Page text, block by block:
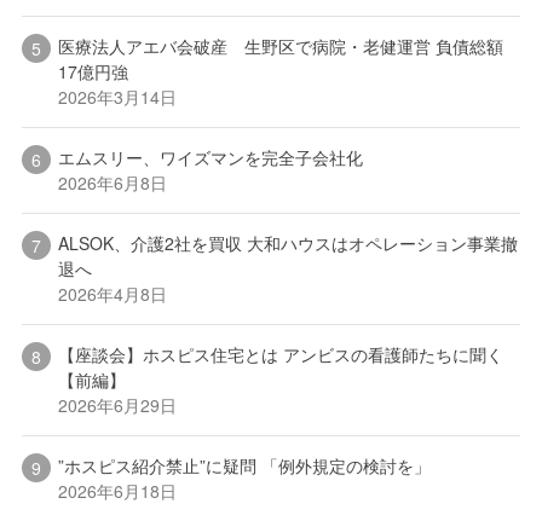
医療法人アエバ会破産 生野区で病院・老健運営 負債総額
17億円強
2026年3月14日
エムスリー、ワイズマンを完全子会社化
2026年6月8日
ALSOK、介護2社を買収 大和ハウスはオペレーション事業撤
退へ
2026年4月8日
【座談会】ホスピス住宅とは アンビスの看護師たちに聞く
【前編】
2026年6月29日
”ホスピス紹介禁止”に疑問 「例外規定の検討を」
2026年6月18日